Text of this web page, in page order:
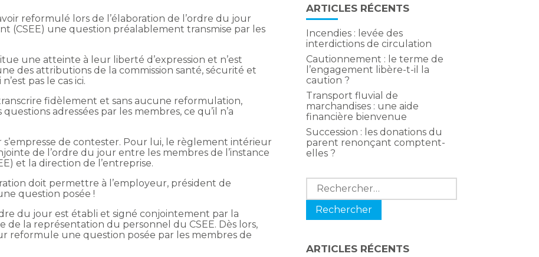
reformulé lors de l’élaboration de l’ordre du jour
(CSEE) une question préalablement transmise par les
une atteinte à leur liberté d’expression et n’est
des attributions de la commission santé, sécurité et
pas le cas ici.
fidèlement et sans aucune reformulation,
adressées par les membres, ce qu’il n’a
de contester. Pour lui, le règlement intérieur
de l’ordre du jour entre les membres de l’instance
et la direction de l’entreprise.
doit permettre à l’employeur, président de
question posée !
du jour est établi et signé conjointement par la
de la représentation du personnel du CSEE. Dès lors,
reformule une question posée par les membres de
ARTICLES RÉCENTS
Incendies : levée des
interdictions de circulation
Cautionnement : le terme de
l’engagement libère-t-il la
caution ?
Transport fluvial de
marchandises : une aide
financière bienvenue
Succession : les donations du
parent renonçant comptent-
elles ?
Rechercher :
ARTICLES RÉCENTS